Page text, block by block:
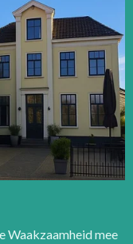
Waakzaamheid mee